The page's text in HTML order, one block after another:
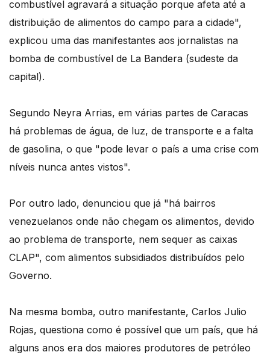
combustível agravará a situação porque afeta até a
distribuição de alimentos do campo para a cidade",
explicou uma das manifestantes aos jornalistas na
bomba de combustível de La Bandera (sudeste da
capital).
Segundo Neyra Arrias, em várias partes de Caracas
há problemas de água, de luz, de transporte e a falta
de gasolina, o que "pode levar o país a uma crise com
níveis nunca antes vistos".
Por outro lado, denunciou que já "há bairros
venezuelanos onde não chegam os alimentos, devido
ao problema de transporte, nem sequer as caixas
CLAP", com alimentos subsidiados distribuídos pelo
Governo.
Na mesma bomba, outro manifestante, Carlos Julio
Rojas, questiona como é possível que um país, que há
alguns anos era dos maiores produtores de petróleo